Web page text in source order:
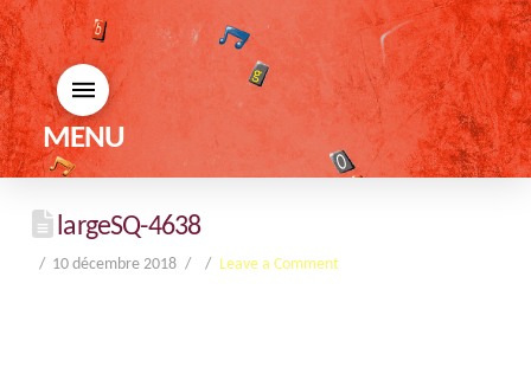
MENU
largeSQ-4638
10 décembre 2018 Leave a Comment